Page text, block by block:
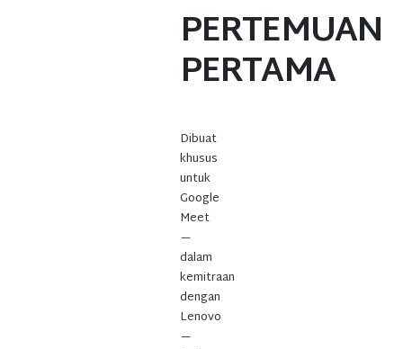
PERTEMUAN
PERTAMA
Dibuat
khusus
untuk
Google
Meet
—
dalam
kemitraan
dengan
Lenovo
—